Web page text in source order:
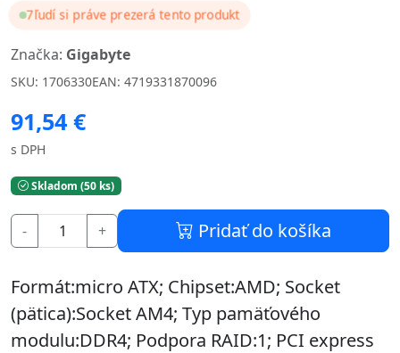
7ľudí si práve prezerá tento produkt
Značka: Gigabyte
SKU: 1706330EAN: 4719331870096
91,54 €
s DPH
Skladom (50 ks)
- + Pridať do košíka
Formát:micro ATX; Chipset:AMD; Socket
(pätica):Socket AM4; Typ pamäťového
modulu:DDR4; Podpora RAID:1; PCI express